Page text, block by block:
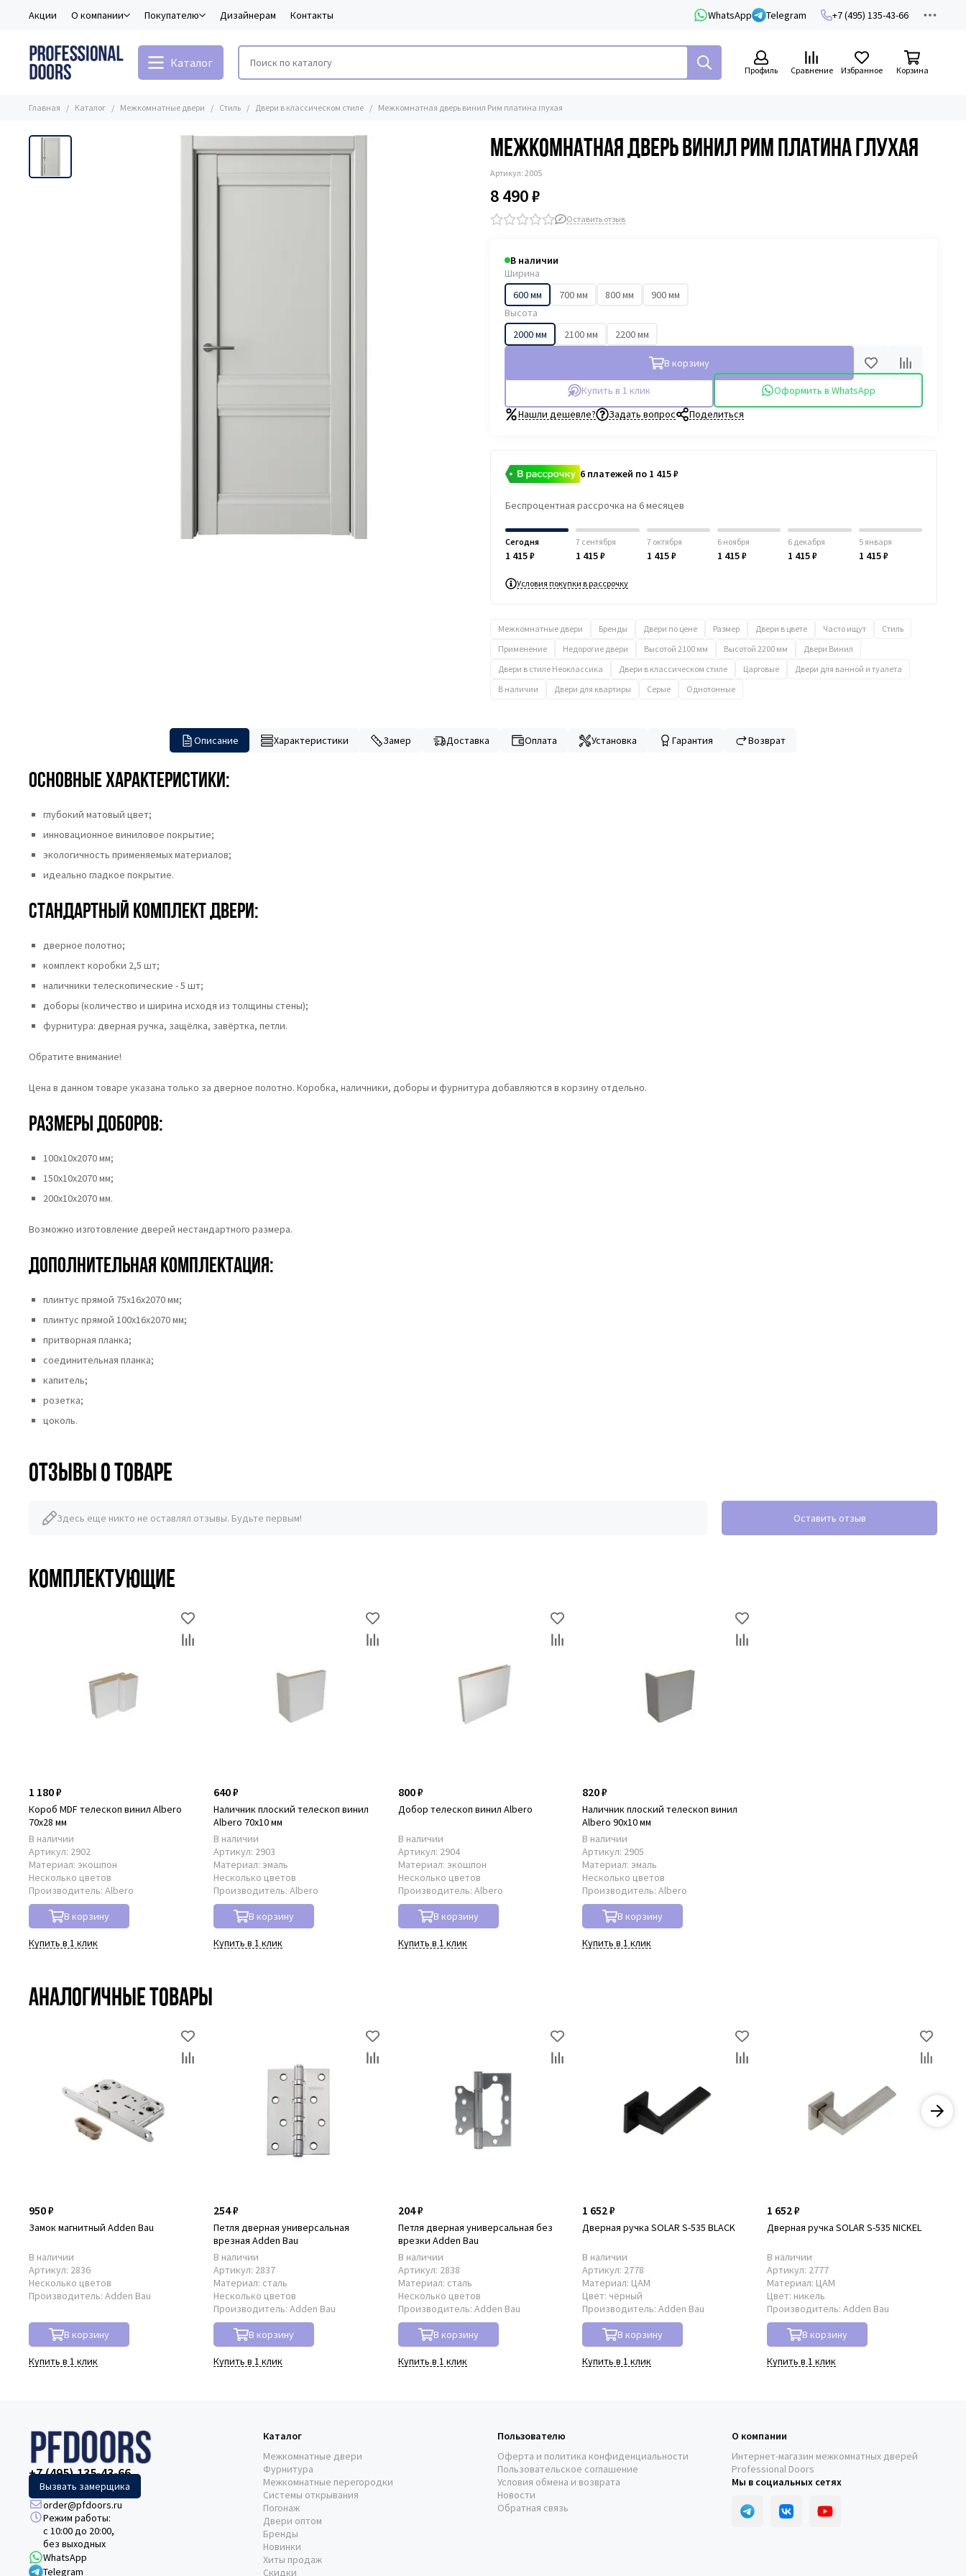
Акции О компании Покупателю Дизайнерам Контакты WhatsApp Telegram +7 (495) 135-43-66
Каталог
Профиль Сравнение Избранное Корзина
Главная Каталог Межкомнатные двери Стиль Двери в классическом стиле Межкомнатная дверь винил Рим платина глухая
Межкомнатная дверь винил Рим платина глухая
Артикул: 2005
8 490 ₽
Оставить отзыв
В наличии
Ширина
600 мм
700 мм 800 мм
900 мм
Высота
2000 мм
2100 мм 2200 мм
В корзину
Купить в 1 клик
Оформить в WhatsApp
Нашли дешевле?
Задать вопрос Поделиться
6 платежей по 1 415 ₽
Беспроцентная рассрочка на 6 месяцев
Сегодня
1 415 ₽
7 сентября
1 415 ₽
7 октября
1 415 ₽
6 ноября
1 415 ₽
6 декабря
1 415 ₽
5 января
1 415 ₽
Условия покупки в рассрочку
Межкомнатные двери Бренды Двери по цене Размер Двери в цвете Часто ищут
Стиль
Применение
Недорогие двери Высотой 2100 мм Высотой 2200 мм
Двери Винил
Двери в стиле Неоклассика
Двери в классическом стиле Царговые
Двери для ванной и туалета
В наличии
Двери для квартиры Серые Однотонные
Описание Характеристики Замер Доставка Оплата Установка Гарантия Возврат
Основные характеристики:
глубокий матовый цвет;
инновационное виниловое покрытие;
экологичность применяемых материалов;
идеально гладкое покрытие.
Стандартный комплект двери:
дверное полотно;
комплект коробки 2,5 шт;
наличники телескопические - 5 шт;
доборы (количество и ширина исходя из толщины стены);
фурнитура: дверная ручка, защёлка, завёртка, петли.
Обратите внимание!
Цена в данном товаре указана только за дверное полотно. Коробка, наличники, доборы и фурнитура добавляются в корзину отдельно.
Размеры доборов:
100х10х2070 мм;
150х10х2070 мм;
200х10х2070 мм.
Возможно изготовление дверей нестандартного размера.
Дополнительная комплектация:
плинтус прямой 75х16х2070 мм;
плинтус прямой 100х16х2070 мм;
притворная планка;
соединительная планка;
капитель;
розетка;
цоколь.
Отзывы о товаре
Здесь еще никто не оставлял отзывы. Будьте первым! Оставить отзыв
Комплектующие
1 180 ₽
Короб MDF телескоп винил Albero
70x28 мм
В наличии
Артикул: 2902
Материал: экошпон
Несколько цветов
Производитель: Albero
В корзину
Купить в 1 клик
640 ₽
Наличник плоский телескоп винил
Albero 70x10 мм
В наличии
Артикул: 2903
Материал: эмаль
Несколько цветов
Производитель: Albero
В корзину
Купить в 1 клик
800 ₽
Добор телескоп винил Albero
В наличии
Артикул: 2904
Материал: экошпон
Несколько цветов
Производитель: Albero
В корзину
Купить в 1 клик
820 ₽
Наличник плоский телескоп винил
Albero 90x10 мм
В наличии
Артикул: 2905
Материал: эмаль
Несколько цветов
Производитель:Albero
В корзину
Купить в 1 клик
Аналогичные товары
950 ₽
Замок магнитный Adden Bau
В наличии
Артикул: 2836
Несколько цветов
Производитель: Adden Bau
В корзину
Купить в 1 клик
254 ₽
Петля дверная универсальная
врезная Adden Bau
В наличии
Артикул: 2837
Материал: сталь
Несколько цветов
Производитель: Adden Bau
В корзину
Купить в 1 клик
204 ₽
Петля дверная универсальная без
врезки Adden Bau
В наличии
Артикул: 2838
Материал: сталь
Несколько цветов
Производитель: Adden Bau
В корзину
Купить в 1 клик
1 652 ₽
Дверная ручка SOLAR S-535 BLACK
В наличии
Артикул: 2778
Материал: ЦАМ
Цвет: чёрный
Производитель:Adden Bau
В корзину
Купить в 1 клик
1 652 ₽
Дверная ручка SOLAR S-535 NICKEL
В наличии
Артикул: 2777
Материал: ЦАМ
Цвет: никель
Производитель:Adden Bau
В корзину
Купить в 1 клик
+7 (495) 135-43-66
Вызвать замерщика
order@pfdoors.ru
Режим работы:
с 10:00 до 20:00,
без выходных
WhatsApp
Telegram
Каталог
Межкомнатные двери
Фурнитура
Межкомнатные перегородки
Системы открывания
Погонаж
Двери оптом
Бренды
Новинки
Хиты продаж
Скидки
Пользователю
Оферта и политика конфиденциальности
Пользовательское соглашение
Условия обмена и возврата
Новости
Обратная связь
О компании
Интернет-магазин межкомнатных дверей
Professional Doors
Мы в социальных сетях